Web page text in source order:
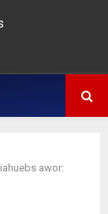
awor: